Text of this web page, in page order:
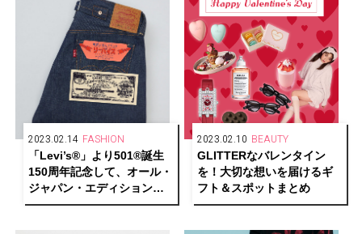
2023.02.14 FASHION
「Levi’s®」より501®誕生
150周年記念して、オール・
ジャパン・エディションの
限定アイテムを発売中
2023.02.10 BEAUTY
GLITTERなバレンタイン
を！大切な想いを届けるギ
フト＆スポットまとめ